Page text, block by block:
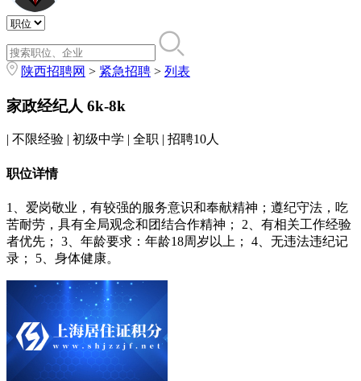
陕西招聘网 > 紧急招聘 > 列表
家政经纪人 6k-8k
| 不限经验 | 初级中学 | 全职 | 招聘10人
职位详情
1、爱岗敬业，有较强的服务意识和奉献精神；遵纪守法，吃
苦耐劳，具有全局观念和团结合作精神； 2、有相关工作经验
者优先； 3、年龄要求：年龄18周岁以上； 4、无违法违纪记
录； 5、身体健康。